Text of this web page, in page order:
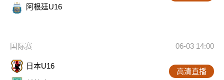
阿根廷U16
国际赛 06-03 14:00
日本U16
高清直播